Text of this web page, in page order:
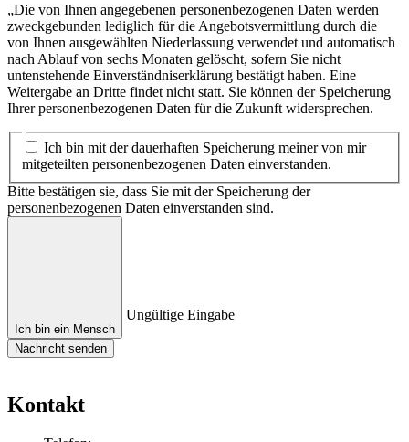
„Die von Ihnen angegebenen personenbezogenen Daten werden
zweckgebunden lediglich für die Angebotsvermittlung durch die
von Ihnen ausgewählten Niederlassung verwendet und automatisch
nach Ablauf von sechs Monaten gelöscht, sofern Sie nicht
untenstehende Einverständniserklärung bestätigt haben. Eine
Weitergabe an Dritte findet nicht statt. Sie können der Speicherung
Ihrer personenbezogenen Daten für die Zukunft widersprechen.
mitgeteilten personenbezogenen Daten einverstanden.
Bitte bestätigen sie, dass Sie mit der Speicherung der
personenbezogenen Daten einverstanden sind.
Ich bin ein Mensch
Ungültige Eingabe
Nachricht senden
Kontakt